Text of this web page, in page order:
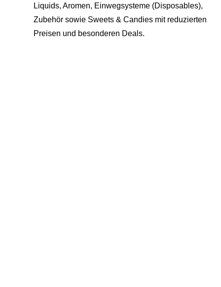
Liquids, Aromen, Einwegsysteme (Disposables),
Zubehör sowie Sweets & Candies mit reduzierten
Preisen und besonderen Deals.